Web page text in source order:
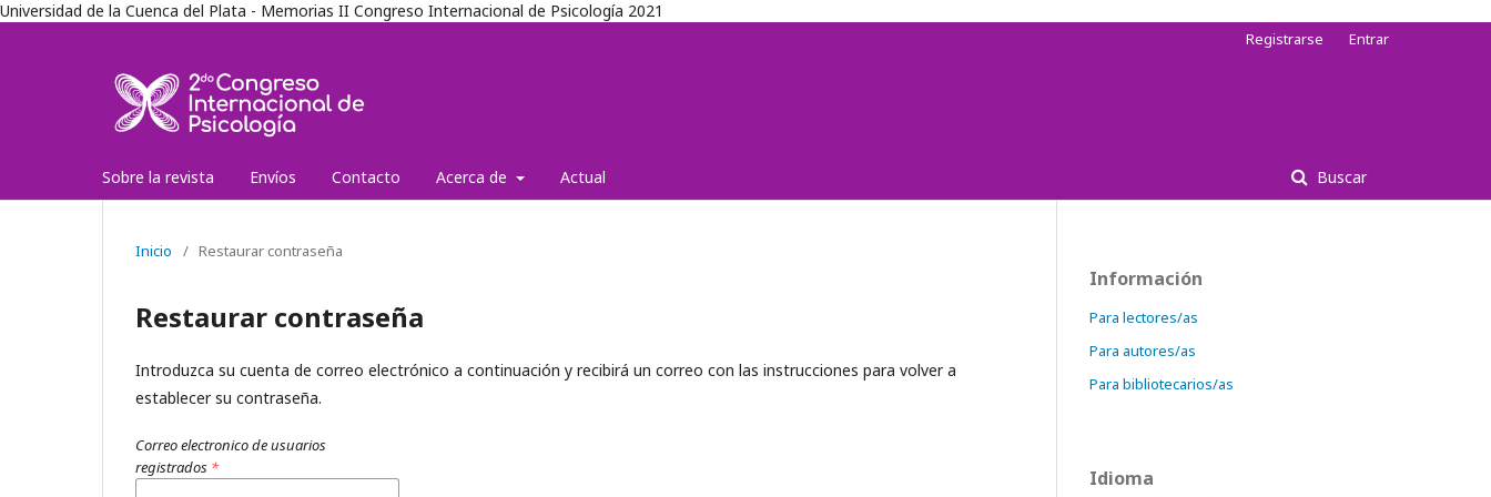
Universidad de la Cuenca del Plata - Memorias II Congreso Internacional de Psicología 2021
Sobre la revista Envíos Contacto Acerca de Actual Buscar
Registrarse Entrar
Inicio / Restaurar contraseña
Restaurar contraseña
Introduzca su cuenta de correo electrónico a continuación y recibirá un correo con las instrucciones para volver a
establecer su contraseña.
Correo electronico de usuarios
registrados *
Información
Para lectores/as
Para autores/as
Para bibliotecarios/as
Idioma